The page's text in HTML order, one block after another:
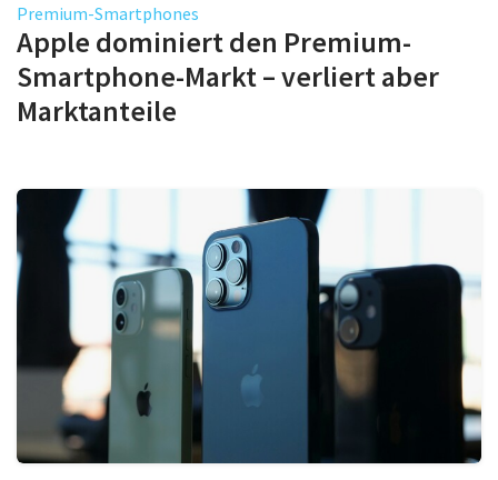
Premium-Smartphones
Apple dominiert den Premium-
Smartphone-Markt – verliert aber
Marktanteile